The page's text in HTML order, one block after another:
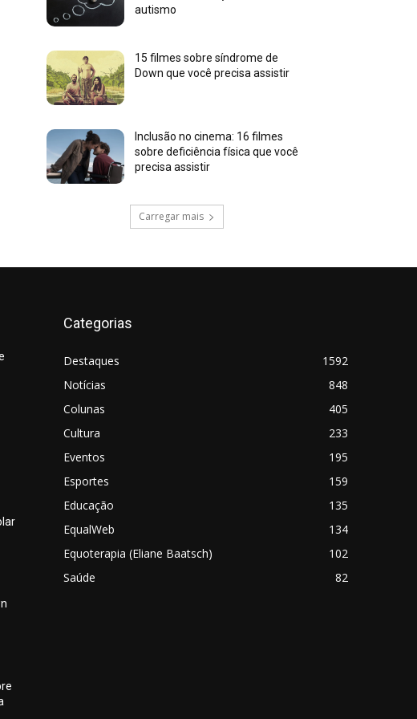
autismo
15 filmes sobre síndrome de
Down que você precisa assistir
Inclusão no cinema: 16 filmes
sobre deficiência física que você
precisa assistir
Carregar mais
Categorias
Destaques
1592
Notícias
848
Colunas
405
Cultura
233
Eventos
195
Esportes
159
Educação
135
EqualWeb
134
Equoterapia (Eliane Baatsch)
102
Saúde
82